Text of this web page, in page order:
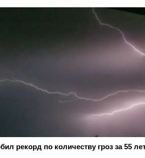
рекорд по количеству гроз за 55